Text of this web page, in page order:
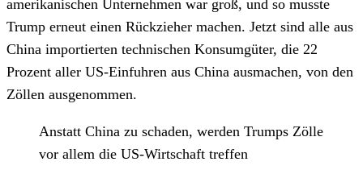
amerikanischen Unternehmen war groß, und so musste
Trump erneut einen Rückzieher machen. Jetzt sind alle aus
China importierten technischen Konsumgüter, die 22
Prozent aller US-Einfuhren aus China ausmachen, von den
Zöllen ausgenommen.
Anstatt China zu schaden, werden Trumps Zölle
vor allem die US-Wirtschaft treffen